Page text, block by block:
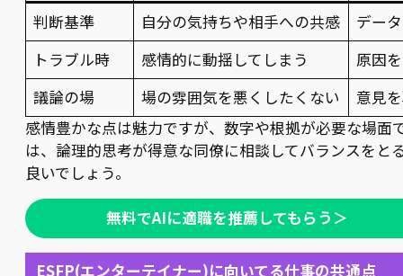
判断基準
自分の気持ちや相手への共感
デー
トラブル時
感情的に動揺してしまう
原因
議論の場
場の雰囲気を悪くしたくない
意見
感情豊かな点は魅力ですが、数字や根拠が必要な場面
は、論理的思考が得意な同僚に相談してバランスをと
良いでしょう。
無料でAIに適職を推薦してもらう＞
ESFP(エンターテイナー)に向いてる仕事の共通点